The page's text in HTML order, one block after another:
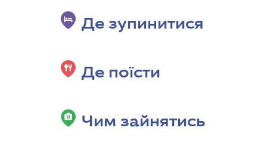
Де зупинитися
Де поїсти
Чим зайнятись